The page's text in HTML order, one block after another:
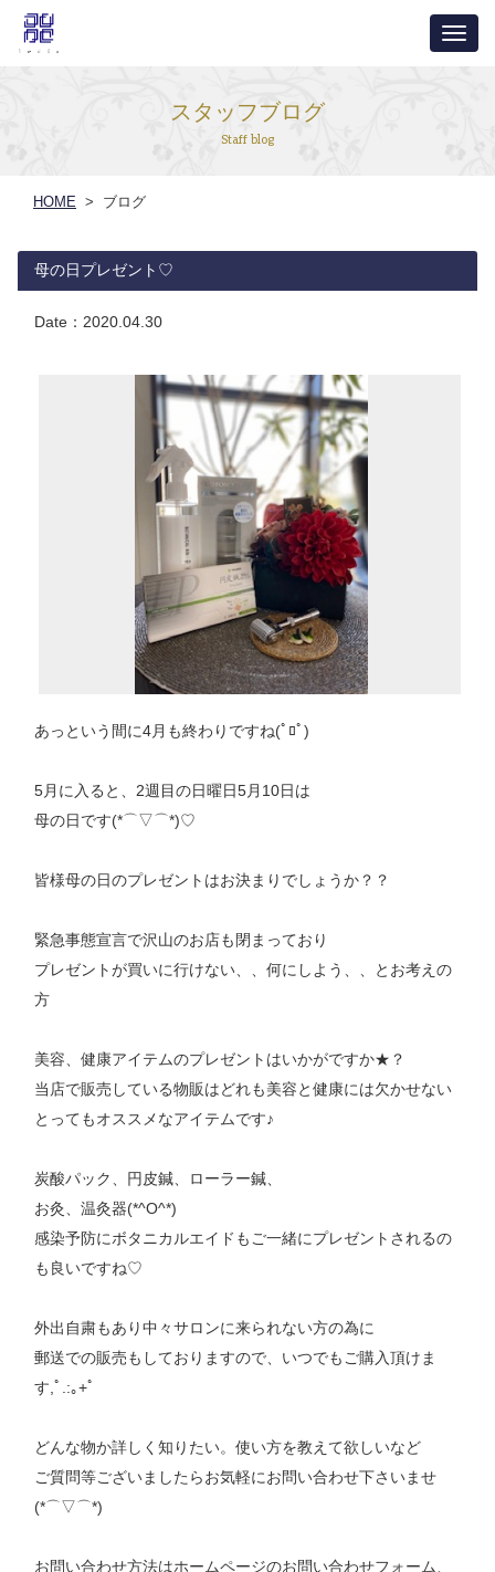
ナ
ビ
スタッフブログ
Staff blog
HOME > ブログ
母の日プレゼント♡
Date： 2020.04.30
あっという間に4月も終わりですね(ﾟﾛﾟ)
5月に入ると、2週目の日曜日5月10日は
母の日です(*⌒▽⌒*)♡
皆様母の日のプレゼントはお決まりでしょうか？？
緊急事態宣言で沢山のお店も閉まっており
プレゼントが買いに行けない、、何にしよう、、とお考えの
方
美容、健康アイテムのプレゼントはいかがですか★？
当店で販売している物販はどれも美容と健康には欠かせない
とってもオススメなアイテムです♪
炭酸パック、円皮鍼、ローラー鍼、
お灸、温灸器(*^O^*)
感染予防にボタニカルエイドもご一緒にプレゼントされるの
も良いですね♡
外出自粛もあり中々サロンに来られない方の為に
郵送での販売もしておりますので、いつでもご購入頂けま
す,ﾟ.:｡+ﾟ
どんな物か詳しく知りたい。使い方を教えて欲しいなど
ご質問等ございましたらお気軽にお問い合わせ下さいませ
(*⌒▽⌒*)
お問い合わせ方法はホームページのお問い合わせフォーム、